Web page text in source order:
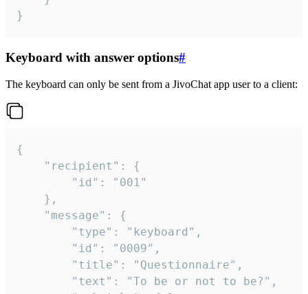
}
Keyboard with answer options#
The keyboard can only be sent from a JivoChat app user to a client:
{